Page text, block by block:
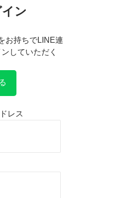
お持ちでLINE連
していただく
ン
レス